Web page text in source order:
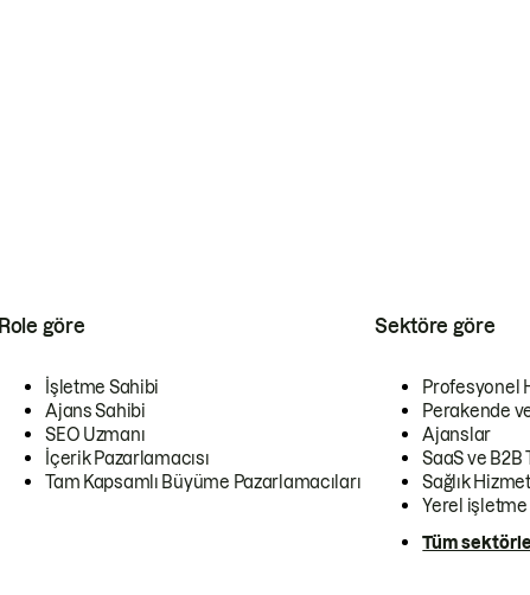
Role göre
İşletme Sahibi
Ajans Sahibi
SEO Uzmanı
İçerik Pazarlamacısı
Tam Kapsamlı Büyüme Pazarlamacıları
Sektöre göre
Profesyonel
Perakende
Ajanslar
SaaS ve B2B
Sağlık
Yerel işletme
Tüm